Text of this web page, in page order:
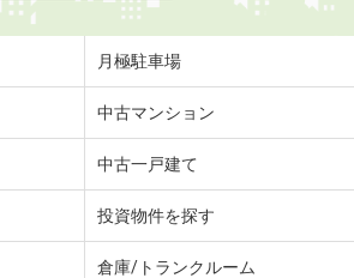
月極駐車場
中古マンション
中古一戸建て
投資物件を探す
倉庫/トランクルーム